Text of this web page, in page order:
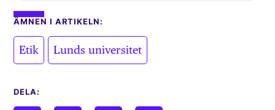
ÄMNEN I ARTIKELN:
Etik Lunds universitet
DELA: